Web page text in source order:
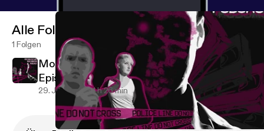
Alle Folgen
1 Folgen
Motion Picture Post Mortem Podcast:
Episode 5 Trailer Roundup 2015
29. Jan. 2015 1 h 26 min